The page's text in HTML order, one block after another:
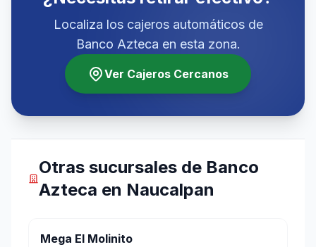
Localiza los cajeros automáticos de
Banco Azteca en esta zona.
Ver Cajeros Cercanos
Otras sucursales de Banco
Azteca en Naucalpan
Mega El Molinito